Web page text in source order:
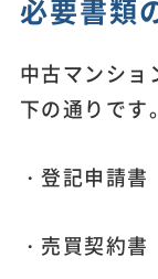
必要書類
中古マンショ
下の通りです。
・登記申請書
・売買契約書